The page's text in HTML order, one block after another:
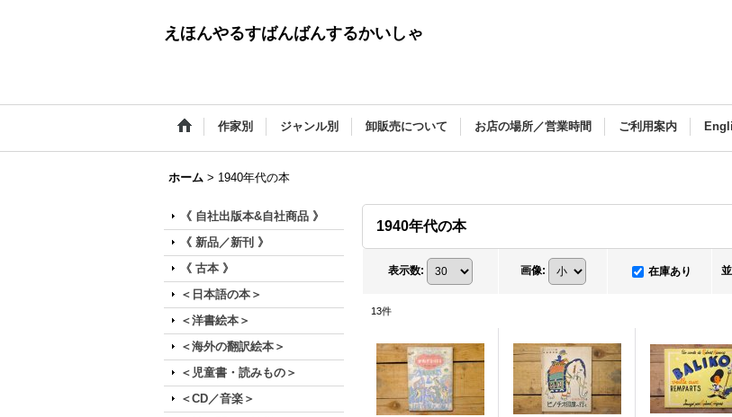
えほんやるすばんばんするかいしゃ
作家別 ジャンル別 卸販売について お店の場所／営業時間 ご利用案内
ホーム > 1940年代の本
《 自社出版本&自社商品 》
《 新品／新刊 》
《 古本 》
＜日本語の本＞
＜洋書絵本＞
＜海外の翻訳絵本＞
＜児童書・読みもの＞
＜CD／音楽＞
1940年代の本
表示数: 画像: 在庫あり
13件